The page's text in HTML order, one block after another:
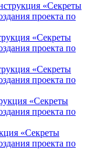
«Секреты
проекта по
«Секреты
проекта по
«Секреты
проекта по
«Секреты
проекта по
«Секреты
проекта по